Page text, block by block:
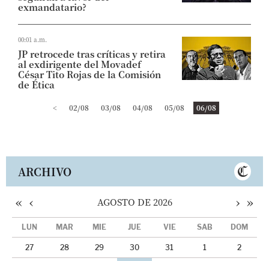
exmandatario?
00:01 a.m.
JP retrocede tras críticas y retira
al exdirigente del Movadef
César Tito Rojas de la Comisión
de Ética
< 02/08 03/08 04/08 05/08 06/08
ARCHIVO
« ‹ AGOSTO DE 2026 › »
LUN MAR MIÉ JUE VIE SÁB DOM
27 28 29 30 31 1 2